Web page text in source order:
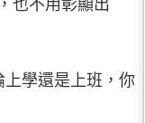
也不用彰顯出
學還是上班，你